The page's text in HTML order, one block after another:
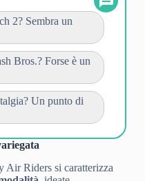
2? Sembra un
Bros.? Forse è un
Un punto di
Air Riders si caratterizza